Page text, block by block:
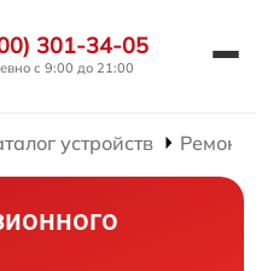
301-34-05
с 9:00 до 21:00
устройств Ремонт